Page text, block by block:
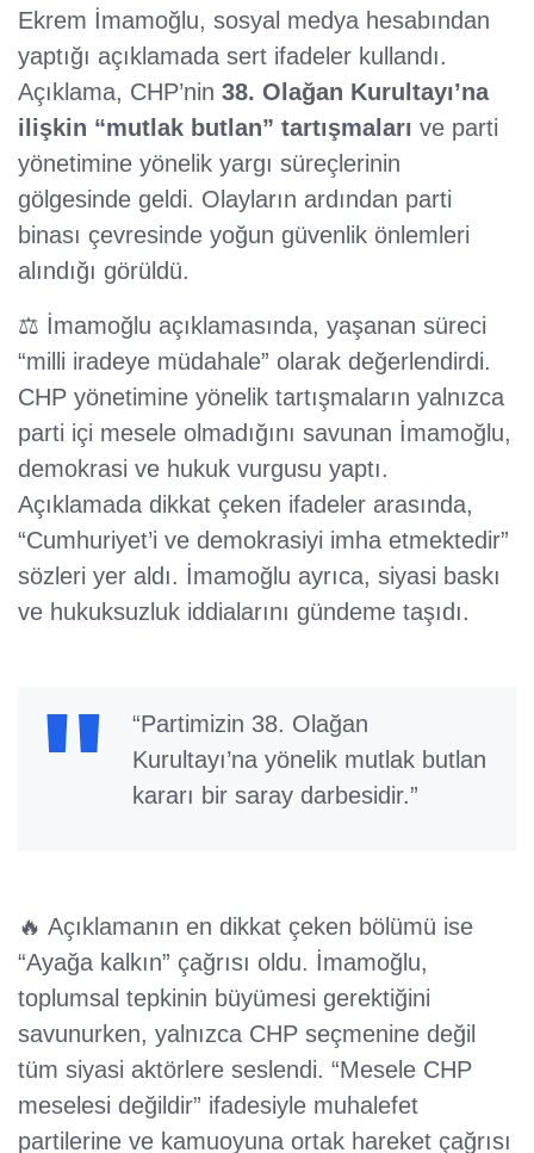
Ekrem İmamoğlu, sosyal medya hesabından
yaptığı açıklamada sert ifadeler kullandı.
Açıklama, CHP’nin 38. Olağan Kurultayı’na
ilişkin “mutlak butlan” tartışmaları ve parti
yönetimine yönelik yargı süreçlerinin
gölgesinde geldi. Olayların ardından parti
binası çevresinde yoğun güvenlik önlemleri
alındığı görüldü.
⚖️ İmamoğlu açıklamasında, yaşanan süreci
“milli iradeye müdahale” olarak değerlendirdi.
CHP yönetimine yönelik tartışmaların yalnızca
parti içi mesele olmadığını savunan İmamoğlu,
demokrasi ve hukuk vurgusu yaptı.
Açıklamada dikkat çeken ifadeler arasında,
“Cumhuriyet’i ve demokrasiyi imha etmektedir”
sözleri yer aldı. İmamoğlu ayrıca, siyasi baskı
ve hukuksuzluk iddialarını gündeme taşıdı.
“Partimizin 38. Olağan
Kurultayı’na yönelik mutlak butlan
kararı bir saray darbesidir.”
🔥 Açıklamanın en dikkat çeken bölümü ise
“Ayağa kalkın” çağrısı oldu. İmamoğlu,
toplumsal tepkinin büyümesi gerektiğini
savunurken, yalnızca CHP seçmenine değil
tüm siyasi aktörlere seslendi. “Mesele CHP
meselesi değildir” ifadesiyle muhalefet
partilerine ve kamuoyuna ortak hareket çağrısı